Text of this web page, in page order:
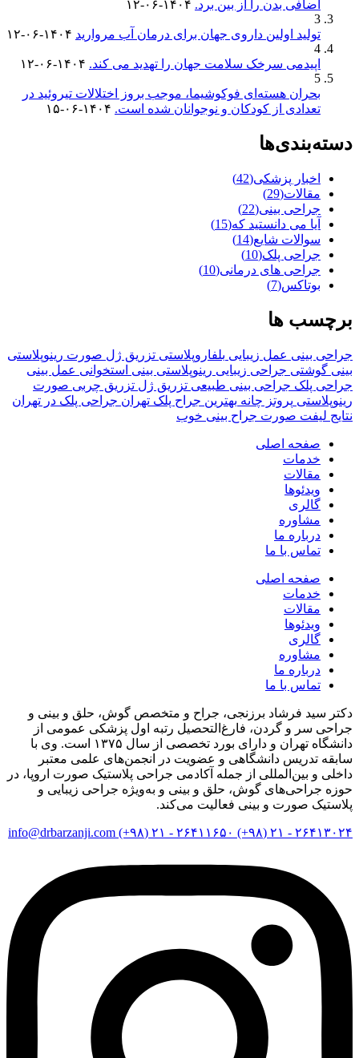
اضافی بدن را از بین برد. ۱۴۰۴-۰۶-۱۲
3
تولید اولین داروی جهان برای درمان آب مروارید ۱۴۰۴-۰۶-۱۲
4
اپیدمی سرخک سلامت جهان را تهدید می کند. ۱۴۰۴-۰۶-۱۲
5
بحران هسته‌ای فوکوشیما، موجب بروز اختلالات تیروئید در
تعدادی از کودکان و نوجوانان شده است. ۱۴۰۴-۰۶-۱۵
دسته‌بندی‌ها
اخبار پزشکی(42)
مقالات(29)
جراحی بینی(22)
آیا می دانستید که(15)
سوالات شایع(14)
جراحی پلک(10)
جراحی های درمانی(10)
بوتاکس(7)
برچسب ها
جراحی بینی عمل زیبایی بلفاروپلاستی تزریق ژل صورت رینوپلاستی
بینی گوشتی جراحی زیبایی رینوپلاستی بینی استخوانی عمل بینی
جراحی پلک جراحی بینی طبیعی تزریق ژل تزریق چربی صورت
رینوپلاستی پروتز چانه بهترین جراح پلک تهران جراحی پلک در تهران
نتایج لیفت صورت جراح بینی خوب
صفحه اصلی
خدمات
مقالات
ویدئوها
گالری
مشاوره
درباره ما
تماس با ما
صفحه اصلی
خدمات
مقالات
ویدئوها
گالری
مشاوره
درباره ما
تماس با ما
دکتر سید فرشاد برزنجی، جراح و متخصص گوش، حلق و بینی و
جراحی سر و گردن، فارغ‌التحصیل رتبه اول پزشکی عمومی از
دانشگاه تهران و دارای بورد تخصصی از سال ۱۳۷۵ است. وی با
سابقه تدریس دانشگاهی و عضویت در انجمن‌های علمی معتبر
داخلی و بین‌المللی از جمله آکادمی جراحی پلاستیک صورت اروپا، در
حوزه جراحی‌های گوش، حلق و بینی و به‌ویژه جراحی زیبایی و
پلاستیک صورت و بینی فعالیت می‌کند.
۲۶۴۱۳۰۲۴ - ۲۱ (۹۸+) ۲۶۴۱۱۶۵۰ - ۲۱ (۹۸+) info@drbarzanji.com